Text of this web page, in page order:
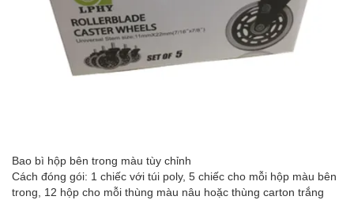
Bao bì hộp bên trong màu tùy chỉnh
Cách đóng gói: 1 chiếc với túi poly, 5 chiếc cho mỗi hộp màu bên
trong, 12 hộp cho mỗi thùng màu nâu hoặc thùng carton trắng